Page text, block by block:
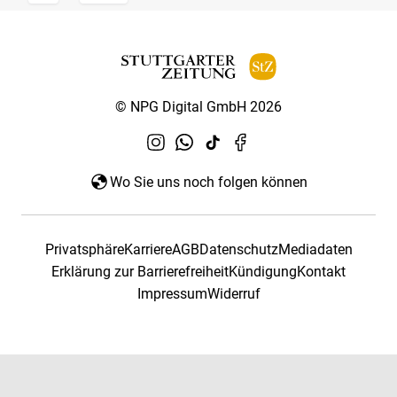
© NPG Digital GmbH 2026
Wo Sie uns noch folgen können
PrivatsphäreKarriereAGBDatenschutzMediadaten
Erklärung zur BarrierefreiheitKündigungKontakt
ImpressumWiderruf